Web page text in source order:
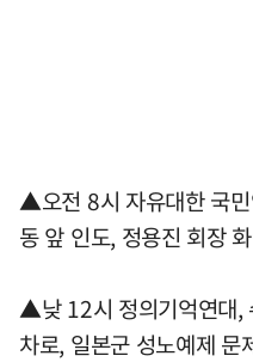
▲오전 8시 자유대한 국
동 앞 인도, 정용진 회장
▲낮 12시 정의기억연대,
차로, 일본군 성노예제 문